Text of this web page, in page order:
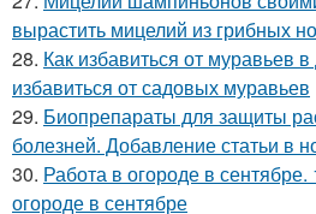
вырастить мицелий из грибных
28. Как избавиться от муравьев
избавиться от садовых муравьев
29. Биопрепараты для защиты
болезней. Добавление статьи в
30. Работа в огороде в
огороде в сентябре